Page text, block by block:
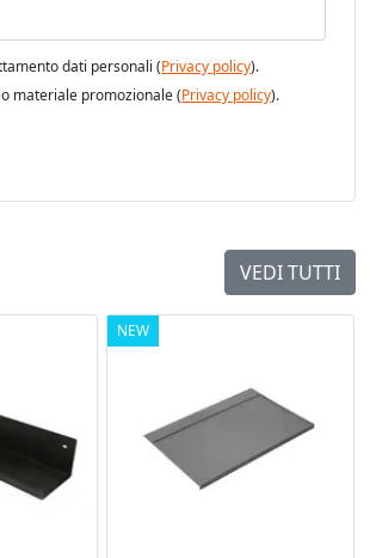
tutte le regolazioni
e autoportanti
+3,0/-2,0 mm, verticale +/- 2,5
dati personali (Privacy policy).
materiale promozionale (Privacy policy).
VEDI TUTTI
NEW